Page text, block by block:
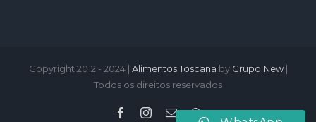
Copyright 2012 - 2024 | Alimentos Toscana by Grupo New|
Todos os direitos reservados
FacebookInstagram
EmailWhatsApp